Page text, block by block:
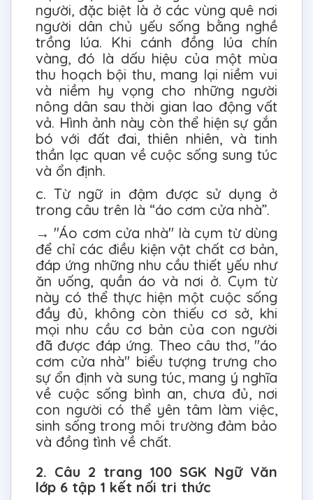
người, đặc biệt là ở các vùng quê nơi
người dân chủ yếu sống bằng nghề
trồng lúa. Khi cánh đồng lúa chín
vàng, đó là dấu hiệu của một mùa
thu hoạch bội thu, mang lại niềm vui
và niềm hy vọng cho những người
nông dân sau thời gian lao động vất
vả. Hình ảnh này còn thể hiện sự gắn
bó với đất đai, thiên nhiên, và tinh
thần lạc quan về cuộc sống sung túc
và ổn định.
c. Từ ngữ in đậm được sử dụng ở
trong câu trên là “áo cơm cửa nhà”.
→ "Áo cơm cửa nhà" là cụm từ dùng
để chỉ các điều kiện vật chất cơ bản,
đáp ứng những nhu cầu thiết yếu như
ăn uống, quần áo và nơi ở. Cụm từ
này có thể thực hiện một cuộc sống
đầy đủ, không còn thiếu cơ sở, khi
mọi nhu cầu cơ bản của con người
đã được đáp ứng. Theo câu thơ, "áo
cơm cửa nhà" biểu tượng trưng cho
sự ổn định và sung túc, mang ý nghĩa
về cuộc sống bình an, chưa đủ, nơi
con người có thể yên tâm làm việc,
sinh sống trong môi trường đảm bảo
và đồng tình về chất.
2. Câu 2 trang 100 SGK Ngữ Văn
lớp 6 tập 1 kết nối tri thức